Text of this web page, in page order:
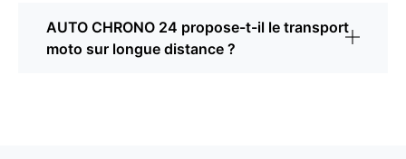
AUTO CHRONO 24 propose-t-il le transport
moto sur longue distance ?